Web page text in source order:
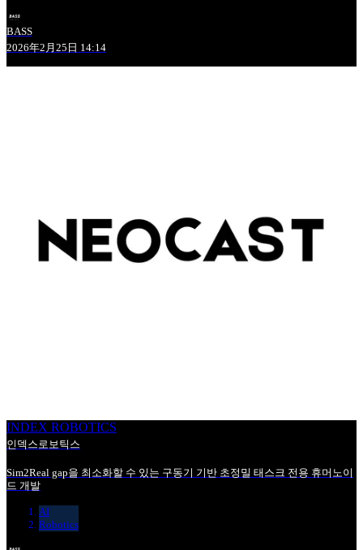
BASS
2026年2月25日 14:14
INDEX ROBOTICS
인덱스로보틱스
Sim2Real gap을 최소화할 수 있는 구동기 기반 초정밀 태스크 전용 휴머노이
드 개발
AI
Robotics